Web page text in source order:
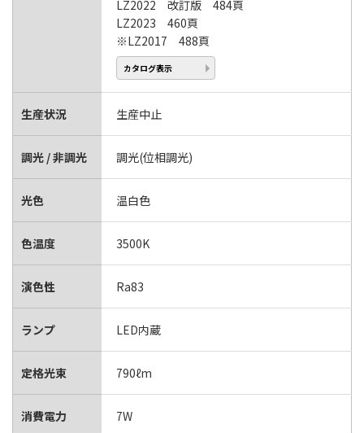
LZ2022 改訂版 484頁
LZ2023 460頁
※LZ2017 488頁
カタログ表示
生産状況 生産中止
調光 / 非調光 調光(位相調光)
光色 温白色
色温度 3500K
演色性 Ra83
ランプ LED内蔵
定格光束 790ℓm
消費電力 7W